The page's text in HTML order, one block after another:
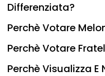
Differenziata?
Perchè Votare
Perchè Votare
Perchè Visualizza E